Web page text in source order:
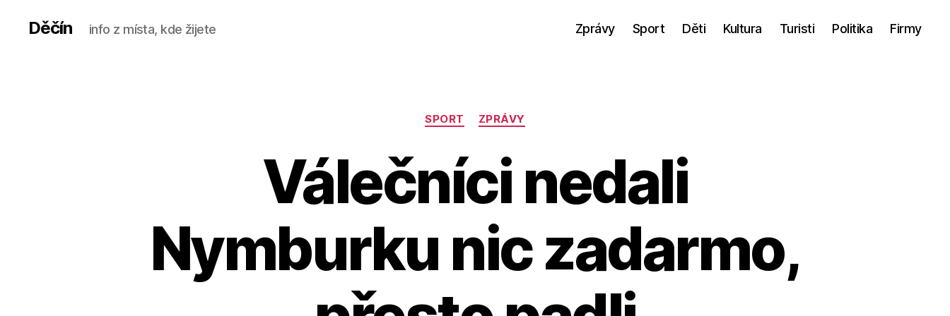
Děčín info z místa, kde žijete Zprávy Sport Děti Kultura Turisti Politika Firmy
Rubriky
SPORT ZPRÁVY
Válečníci nedali
Nymburku nic zadarmo,